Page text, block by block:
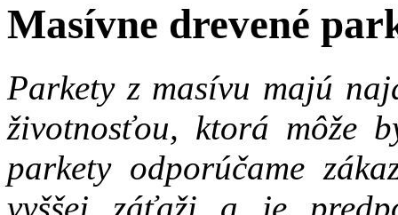
Masívne drevené
Parkety z masívu majú
životnosťou, ktorá môže
parkety odporúčame
vyššej záťaži a je